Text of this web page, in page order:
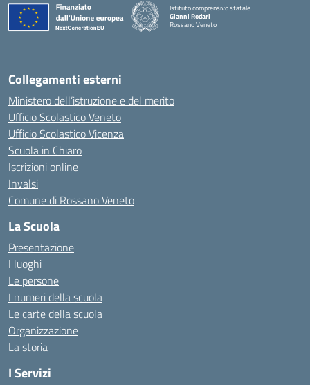
Istituto comprensivo statale
Gianni Rodari
Rossano Veneto
Collegamenti esterni
Ministero dell’istruzione e del merito
Ufficio Scolastico Veneto
Ufficio Scolastico Vicenza
Scuola in Chiaro
Iscrizioni online
Invalsi
Comune di Rossano Veneto
La Scuola
Presentazione
I luoghi
Le persone
I numeri della scuola
Le carte della scuola
Organizzazione
La storia
I Servizi